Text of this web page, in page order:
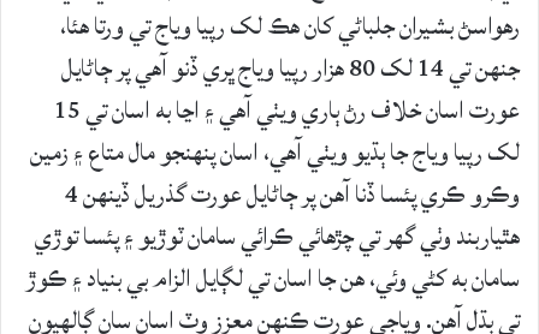
رهواسڻ بشيران جلباڻي کان هڪ لک رپيا وياج تي ورتا هئا،
جنهن تي 14 لک 80 هزار رپيا وياج ڀري ڏنو آهي پر ڄاڻايل
عورت اسان خلاف رڻ ٻاري ويٺي آهي ۽ اڃا به اسان تي 15
لک رپيا وياج جا ٻڌيو ويٺي آهي، اسان پنهنجو مال متاع ۽ زمين
وڪرو ڪري پئسا ڏنا آهن پر ڄاڻايل عورت گذريل ڏينهن 4
هٿياربند وٺي گھر تي چڙهائي ڪرائي سامان ٽوڙيو ۽ پئسا توڙي
سامان به کڻي وئي، هن جا اسان تي لڳايل الزام بي بنياد ۽ ڪوڙ
تي ٻڌل آهن. وياجي عورت ڪنهن معزز وٽ اسان سان ڳالهيون